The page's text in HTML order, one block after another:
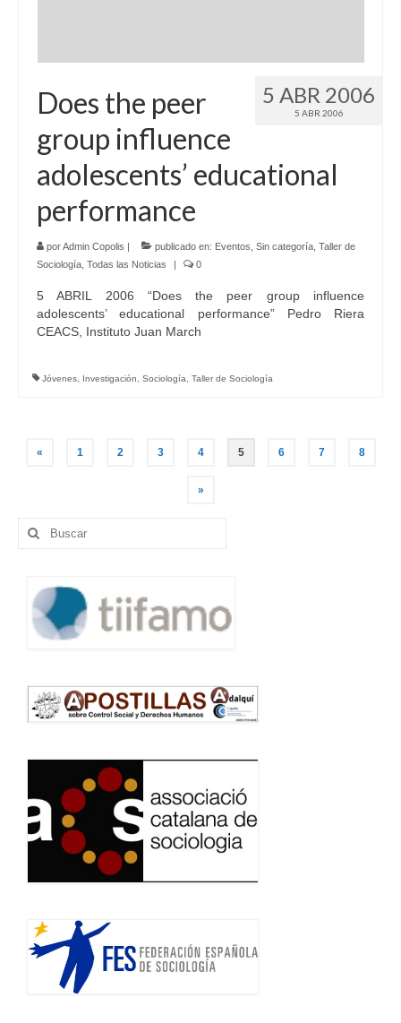
5 ABR 2006
5 ABR 2006
Does the peer
group influence
adolescents’ educational
performance
porAdmin Copolis | publicado en: Eventos Sin categoría Taller de
Sociología Todas las Noticias | 0
5 ABRIL 2006 “Does the peer group influence
adolescents’ educational performance” Pedro Riera
CEACS, Instituto Juan March
Jóvenes Investigación Sociología Taller de Sociología
Navegación
entradas
« 1 2 3 4 5 6 7 8
»
Buscar
por: